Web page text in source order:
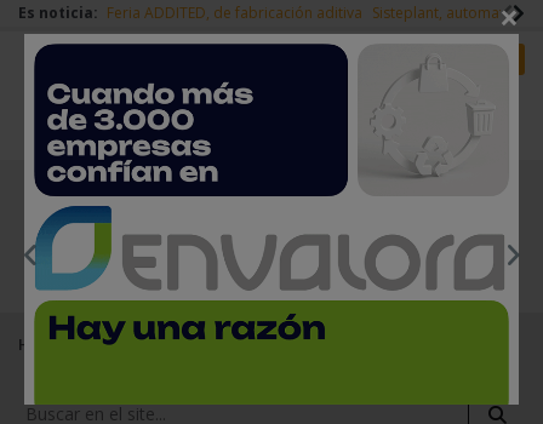
Es noticia: Feria ADDITED, de fabricación aditiva Sisteplant,
Redes Sociales Login empresas
EMPRESAS PREMIUM
Home Empresas del sector del metal
×